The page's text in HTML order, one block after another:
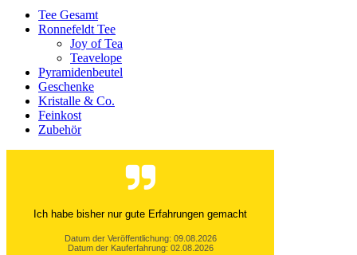
Tee Gesamt
Ronnefeldt Tee
Joy of Tea
Teavelope
Pyramidenbeutel
Geschenke
Kristalle & Co.
Feinkost
Zubehör
Immer schnelle und zuverlässige Belieferung. Wen
Bernd R., Ennepetal